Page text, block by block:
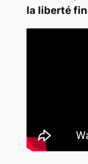
la liberté